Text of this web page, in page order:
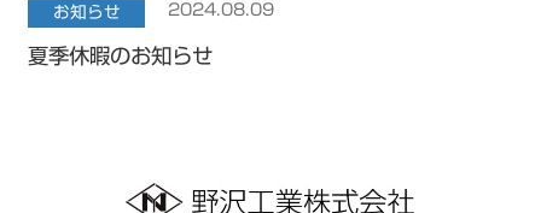
お知らせ 2024.08.09
夏季休暇のお知らせ